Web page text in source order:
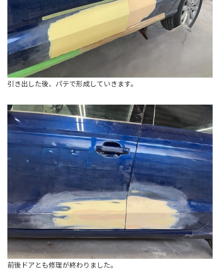
引き出した後、パテで形成していきます。
前後ドアとも修理が終わりました。